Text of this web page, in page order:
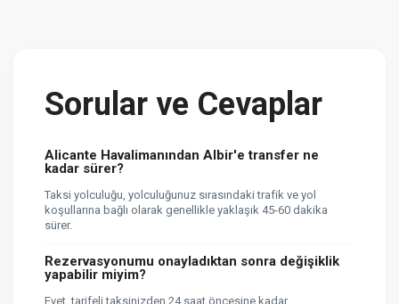
Sorular ve Cevaplar
Alicante Havalimanından Albir'e transfer ne
kadar sürer?
Taksi yolculuğu, yolculuğunuz sırasındaki trafik ve yol
koşullarına bağlı olarak genellikle yaklaşık 45-60 dakika
sürer.
Rezervasyonumu onayladıktan sonra değişiklik
yapabilir miyim?
Evet, tarifeli taksinizden 24 saat öncesine kadar